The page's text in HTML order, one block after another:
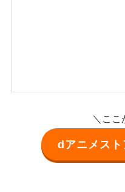
＼ここ
dアニメスト